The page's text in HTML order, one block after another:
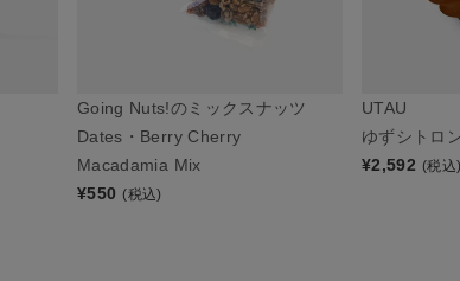
Going Nuts!のミックスナッツ
Dates・Berry Cherry
Macadamia Mix
¥550 (税込)
UTAU
ゆずシトロ
¥2,592 (税込)